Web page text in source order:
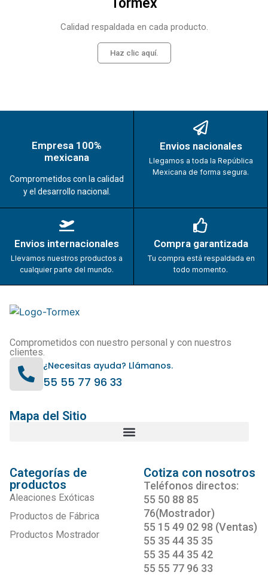
Tormex
Calidad respaldada en cada producto.
Haz clic aquí.
Empresa 100%
mexicana
Comprometidos con la calidad
y el desarrollo nacional.
Envios nacionales
Llegamos a toda la República
Mexicana de forma segura.
Envios internacionales
Llevamos nuestros productos a
cualquier parte del mundo.
Compra garantizada
Tu compra está respaldada en
todo momento.
Comprometidos con nuestro personal y con nuestros
clientes.
¿Necesitas ayuda? Llámanos.
55 55 77 96 33
Mapa del Sitio
Categorías de
productos
Aleaciones Exóticas
Productos de Fábrica
Productos Mostrador
Cotiza con nosotros
Teléfonos directos:
55 50 88 85
76(Mostrador)
55 15 49 02 98 (Ventas)
55 35 44 35 35
55 35 44 35 42
55 55 77 96 33